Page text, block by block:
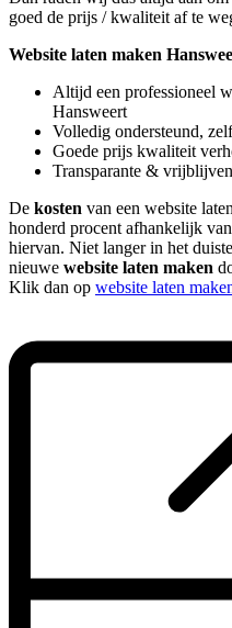
goed de prijs / kwaliteit af te
Website laten maken
Altijd een professioneel
Hansweert
Volledig ondersteund,
Goede prijs kwaliteit
Transparante &
De kosten van een website
honderd procent afhankelijk
hiervan. Niet langer in het
nieuwe website laten maken
Klik dan op website laten